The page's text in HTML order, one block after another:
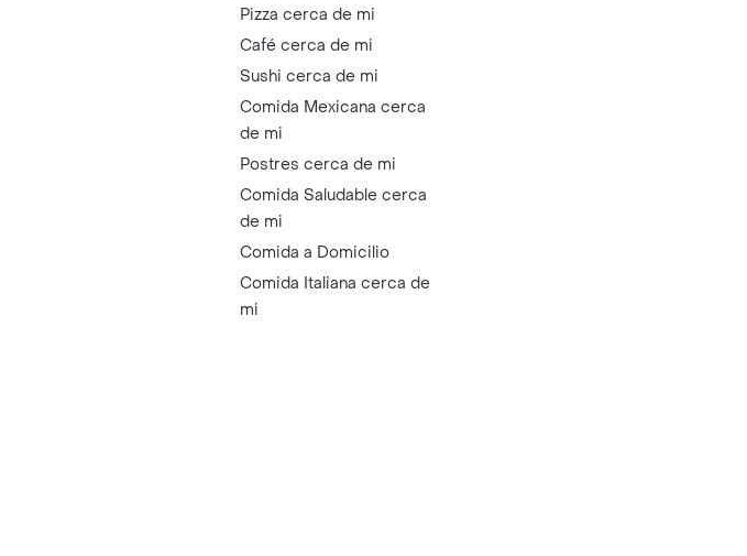
Pizza cerca de mi
Café cerca de mi
Sushi cerca de mi
Comida Mexicana cerca
de mi
Postres cerca de mi
Comida Saludable cerca
de mi
Comida a Domicilio
Comida Italiana cerca de
mi